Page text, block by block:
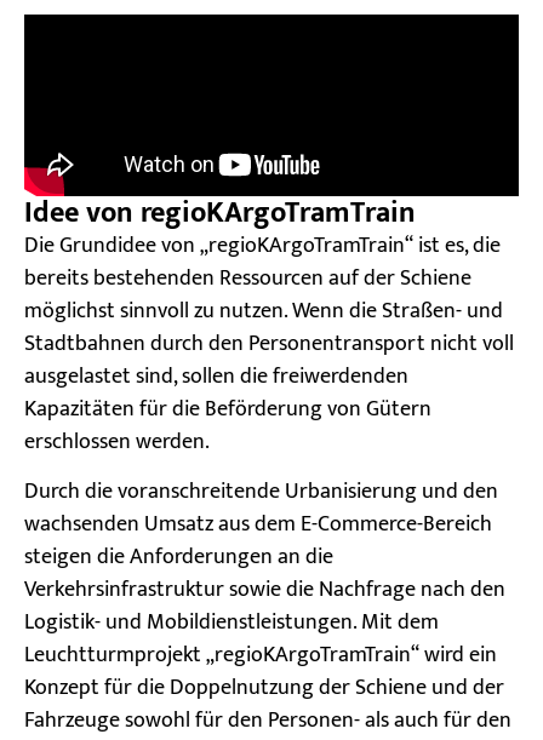
Idee von regioKArgoTramTrain
Die Grundidee von „regioKArgoTramTrain“ ist es, die
bereits bestehenden Ressourcen auf der Schiene
möglichst sinnvoll zu nutzen. Wenn die Straßen- und
Stadtbahnen durch den Personentransport nicht voll
ausgelastet sind, sollen die freiwerdenden
Kapazitäten für die Beförderung von Gütern
erschlossen werden.
Durch die voranschreitende Urbanisierung und den
wachsenden Umsatz aus dem E-Commerce-Bereich
steigen die Anforderungen an die
Verkehrsinfrastruktur sowie die Nachfrage nach den
Logistik- und Mobildienstleistungen. Mit dem
Leuchtturmprojekt „regioKArgoTramTrain“ wird ein
Konzept für die Doppelnutzung der Schiene und der
Fahrzeuge sowohl für den Personen- als auch für den